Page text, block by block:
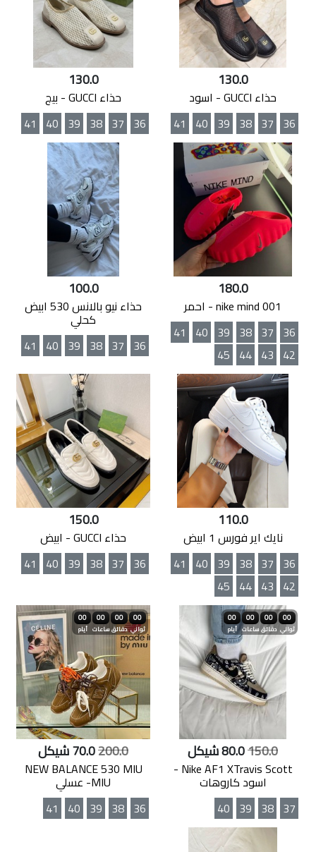
130.0
حذاء GUCCI - اسود
36
37
38
39
40
41
130.0
حذاء GUCCI - بيج
36
37
38
39
40
41
180.0
nike mind 001 - احمر
36
37
38
39
40
41
42
43
44
45
100.0
حذاء نيو بالانس 530 ابيض
كحلي
36
37
38
39
40
41
110.0
نايك اير فورس 1 ابيض
36
37
38
39
40
41
42
43
44
45
150.0
حذاء GUCCI - ابيض
36
37
38
39
40
41
00
أيام
00
ساعات
00
دقائق
00
ثواني
150.0
Nike AF1 XTravis Scott -
اسود كاروهات
37
38
39
40
00
أيام
00
ساعات
00
دقائق
00
ثواني
200.0
NEW BALANCE 530 MIU
MIU- عسلي
36
38
39
40
41